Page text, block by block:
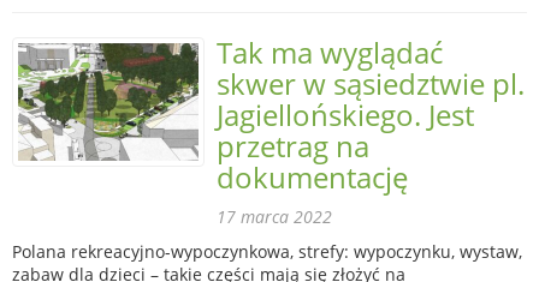
Tak ma wyglądać
skwer w sąsiedztwie pl.
Jagiellońskiego. Jest
przetrag na
dokumentację
17 marca 2022
Polana rekreacyjno-wypoczynkowa, strefy: wypoczynku, wystaw,
zabaw dla dzieci – takie części mają się złożyć na